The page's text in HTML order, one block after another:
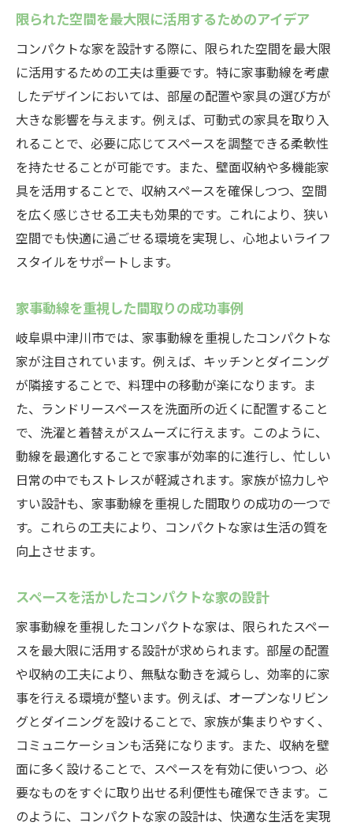
限られた空間を最大限に活用するためのアイデア
コンパクトな家を設計する際に、限られた空間を最大限
に活用するための工夫は重要です。特に家事動線を考慮
したデザインにおいては、部屋の配置や家具の選び方が
大きな影響を与えます。例えば、可動式の家具を取り入
れることで、必要に応じてスペースを調整できる柔軟性
を持たせることが可能です。また、壁面収納や多機能家
具を活用することで、収納スペースを確保しつつ、空間
を広く感じさせる工夫も効果的です。これにより、狭い
空間でも快適に過ごせる環境を実現し、心地よいライフ
スタイルをサポートします。
家事動線を重視した間取りの成功事例
岐阜県中津川市では、家事動線を重視したコンパクトな
家が注目されています。例えば、キッチンとダイニング
が隣接することで、料理中の移動が楽になります。ま
た、ランドリースペースを洗面所の近くに配置すること
で、洗濯と着替えがスムーズに行えます。このように、
動線を最適化することで家事が効率的に進行し、忙しい
日常の中でもストレスが軽減されます。家族が協力しや
すい設計も、家事動線を重視した間取りの成功の一つで
す。これらの工夫により、コンパクトな家は生活の質を
向上させます。
スペースを活かしたコンパクトな家の設計
家事動線を重視したコンパクトな家は、限られたスペー
スを最大限に活用する設計が求められます。部屋の配置
や収納の工夫により、無駄な動きを減らし、効率的に家
事を行える環境が整います。例えば、オープンなリビン
グとダイニングを設けることで、家族が集まりやすく、
コミュニケーションも活発になります。また、収納を壁
面に多く設けることで、スペースを有効に使いつつ、必
要なものをすぐに取り出せる利便性も確保できます。こ
のように、コンパクトな家の設計は、快適な生活を実現